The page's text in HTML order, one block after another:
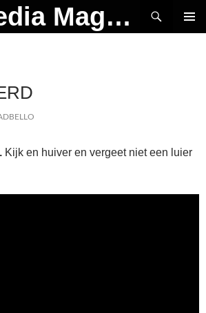
MAD Media Magazine
Kijk en huiver en vergeet niet een luier